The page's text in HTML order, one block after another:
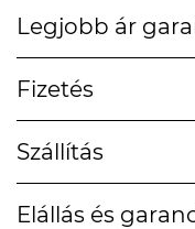
Legjobb ár
Fizetés
Szállítás
Elállás és